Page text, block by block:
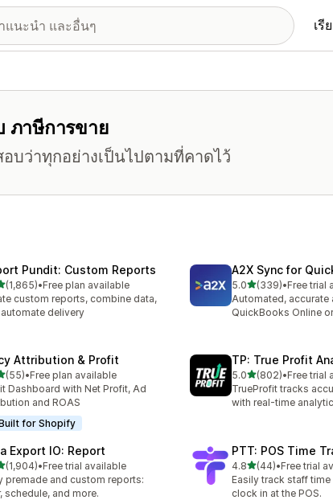
เรี
ภาษีการขาย
บว่าทุกอย่างเป็นไปตามที่คาดไว้
Pundit: Custom Reports
ม 5 ดาว
(1,865)
ด 1865 รีวิว
•Free plan available
custom reports, combine data,
delivery
A2X Sync for
5.0เต็ม 5 ดาว
(339)
ทั้งหมด 339 รีวิว
•Free trial
Automated, accurate
QuickBooks Online
Attribution & Profit
ม 5 ดาว
(55)
ด 55 รีวิว
•Free plan available
Dashboard with Net Profit, Ad
and ROAS
for Shopify
TP: True Profit
5.0เต็ม 5 ดาว
(802)
ทั้งหมด 802 รีวิว
•Free trial
TrueProfit tracks
with real-time
Export IO: Report
ม 5 ดาว
(1,904)
ด 1904 รีวิว
•Free trial available
premade and custom reports:
schedule, and more.
PTT: POS Time
4.8เต็ม 5 ดาว
(44)
ทั้งหมด 44 รีวิว
•Free trial
Easily track staff
clock in at the POS.